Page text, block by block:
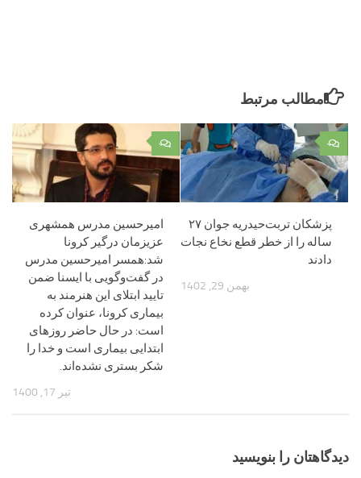
مطالب مرتبط
۰
امیرحسین مدرس همشهری
عزیزمان درگیر کرونا
شد:همسر امیرحسین مدرس
در گفت‌وگویی با ایسنا ضمن
تایید ابتلای این هنرمند به
بیماری کرونا، عنوان کرده
است: در حال حاضر روزهای
ابتدایی بیماری است و خدا را
شکر بستری نشده‌اند.
تیر 17, 1400
۰
پزشکان تربت‌حیدریه جوان ۲۷
ساله را از خطر قطع نخاع نجات
دادند
بهمن 29, 1402
دیدگاهتان را بنویسید